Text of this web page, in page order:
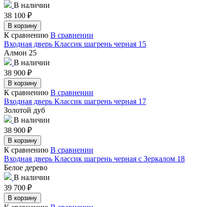
В наличии
38 100 ₽
В корзину
К сравнению В сравнении
Входная дверь Классик шагрень черная 15
Алмон 25
В наличии
38 900 ₽
В корзину
К сравнению В сравнении
Входная дверь Классик шагрень черная 17
Золотой дуб
В наличии
38 900 ₽
В корзину
К сравнению В сравнении
Входная дверь Классик шагрень черная с Зеркалом 18
Белое дерево
В наличии
39 700 ₽
В корзину